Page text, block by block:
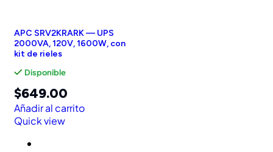
APC SRV2KRARK — UPS
2000VA, 120V, 1600W, con
kit de rieles
Disponible
$649.00
Añadir al carrito
Quick view